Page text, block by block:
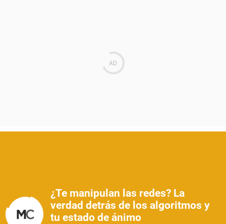
¿Te manipulan las redes? La
verdad detrás de los algoritmos y
tu estado de ánimo